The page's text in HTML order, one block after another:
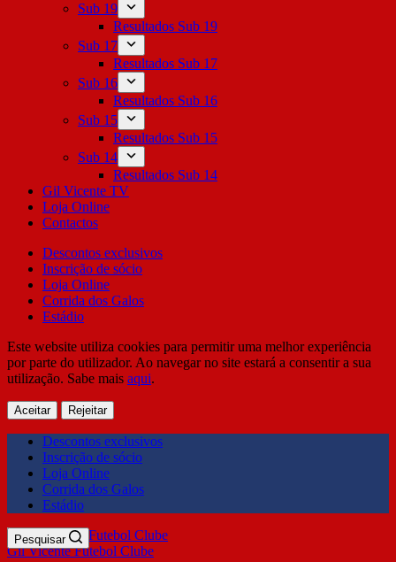
Sub 19
Resultados Sub 19
Sub 17
Resultados Sub 17
Sub 16
Resultados Sub 16
Sub 15
Resultados Sub 15
Sub 14
Resultados Sub 14
Gil Vicente TV
Loja Online
Contactos
Descontos exclusivos
Inscrição de sócio
Loja Online
Corrida dos Galos
Estádio
Este website utiliza cookies para permitir uma melhor experiência
por parte do utilizador. Ao navegar no site estará a consentir a sua
utilização. Sabe mais aqui.
Aceitar Rejeitar
Descontos exclusivos
Inscrição de sócio
Loja Online
Corrida dos Galos
Estádio
Gil Vicente Futebol Clube
Pesquisar